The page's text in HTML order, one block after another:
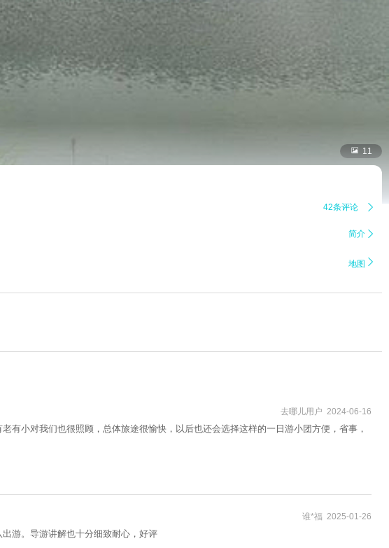
 11
42条评论 
简介 
地图 
去哪儿用户 2024-06-16
小对我们也很照顾，总体旅途很愉快，以后也还会选择这样的一日游小团方便，省事，
谁*福 2025-01-26
游。导游讲解也十分细致耐心，好评